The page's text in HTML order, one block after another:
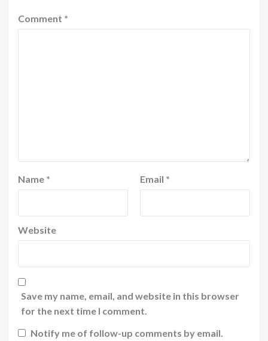
Comment *
Name * Email *
Website
Save my name, email, and website in this browser
for the next time I comment.
Notify me of follow-up comments by email.